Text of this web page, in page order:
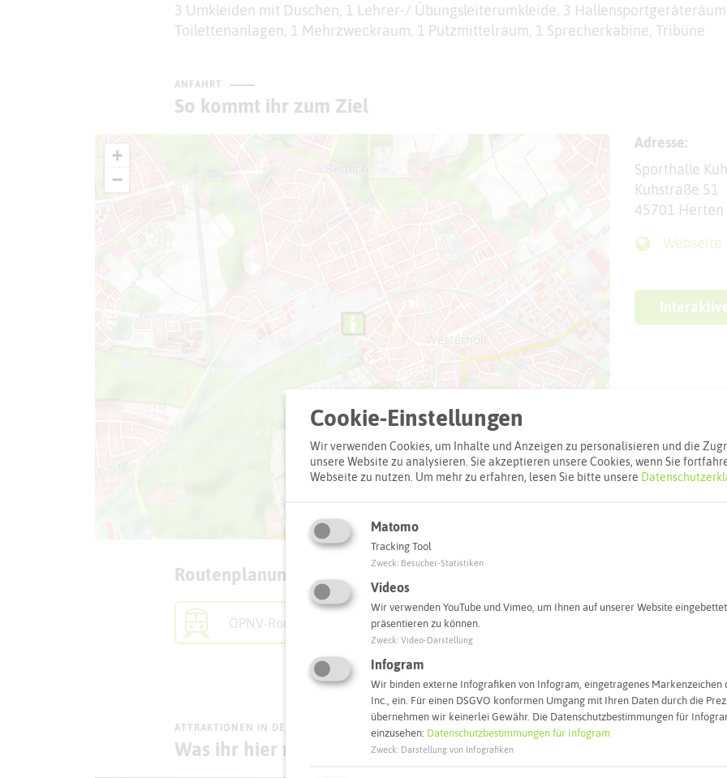
3 Umkleiden mit Duschen, 1 Lehrer-/ Übungsleiterumkleide, 3
Toilettenanlagen, 1 Mehrzweckraum, 1 Putzmittelraum, 1 Sprecherkabine, Tribüne
ANFAHRT
So kommt ihr zum Ziel
+
−
Adresse:
Sporthalle
Kuhstraße 51
45701 Herten
Webseite
Routenplanung zum Ziel:
ÖPNV-Route finden
ATTRAKTIONEN IN DER UMGEBUNG
Was ihr hier noch erleben könnt
Cookie-Einstellungen
Wir verwenden Cookies, um Inhalte und Anzeigen zu personalisieren und die
unsere Website zu analysieren. Sie akzeptieren unsere Cookies, wenn Sie
Webseite zu nutzen. Um mehr zu erfahren, lesen Sie bitte unsere
Matomo
Tracking Tool
Zweck: Besucher-Statistiken
Videos
Wir verwenden YouTube und Vimeo, um Ihnen auf unserer Website
präsentieren zu können.
Zweck: Video-Darstellung
Infogram
Wir binden externe Infografiken von Infogram, eingetragenes Markenzeichen
Inc., ein. Für einen DSGVO konformen Umgang mit Ihren Daten durch die
übernehmen wir keinerlei Gewähr. Die Datenschutzbestimmungen für
einzusehen: Datenschutzbestimmungen für Infogram
Zweck: Darstellung von Infografiken